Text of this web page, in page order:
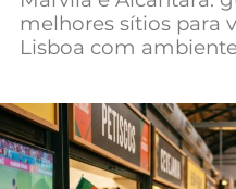
Mundial
melhores sítios para
Lisboa com